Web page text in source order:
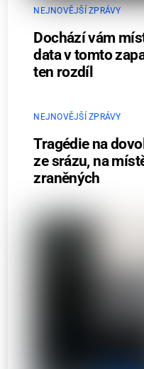
NEJNOVĚJŠÍ ZPRÁVY
Dochází vám
data v tomto
ten rozdíl
NEJNOVĚJŠÍ ZPRÁVY
Tragédie na
ze srázu, na
zraněných